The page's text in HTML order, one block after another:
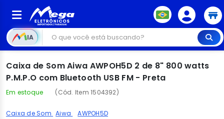
IA
Caixa de Som Aiwa AWPOH5D 2 de 8" 800 watts
P.M.P.O com Bluetooth USB FM - Preta
Em estoque (Cód. Item 1504392)
Caixa de Som Aiwa AWPOH5D